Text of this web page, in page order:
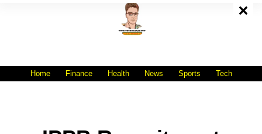
Home Finance Health News Sports Tech